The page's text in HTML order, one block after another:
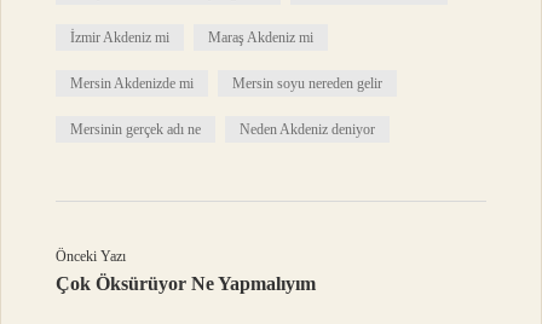
İzmir Akdeniz mi Maraş Akdeniz mi
Mersin Akdenizde mi Mersin soyu nereden gelir
Mersinin gerçek adı ne Neden Akdeniz deniyor
Önceki Yazı
Çok Öksürüyor Ne Yapmalıyım